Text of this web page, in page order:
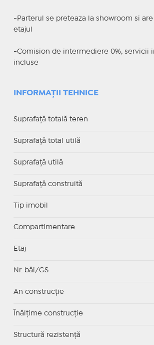
-Parterul se preteaza la showroom si
etajul
-Comision de intermediere 0%, servicii
incluse
INFORMAȚII TEHNICE
Suprafață totală teren
Suprafaţă total utilă
Suprafaţă utilă
Suprafaţă construită
Tip imobil
Compartimentare
Etaj
Nr. băi/GS
An construcție
Înălțime construcție
Structură rezistență